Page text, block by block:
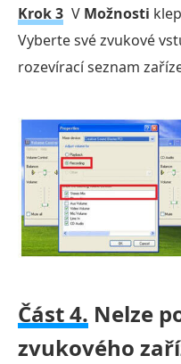
Krok 3 V Možnosti
Vyberte své zvukové
rozevírací seznam
Část 4. Nelze
zvukového